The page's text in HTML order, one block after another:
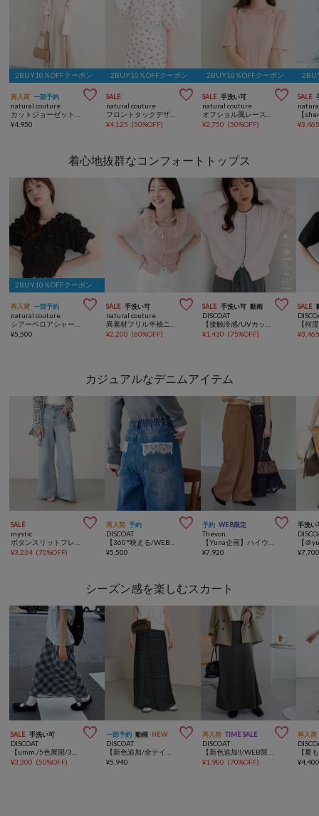
2BUY10％OFFクーポン
再入荷 一部予約 
natural couture
¥4,950
2BUY10％OFFクーポン
SALE 
natural couture
¥4,125 (50%OFF)
2BUY10％OFFクーポン
SALE 手洗い可 
natural couture
¥2,750 (50%OFF)
SALE
¥
着心地抜群なコンフォートトップス
2BUY10％OFFクーポン
再入荷 一部予約 
natural couture
¥5,500
SALE 手洗い可 
natural couture
¥2,200 (60%OFF)
SALE 手洗い可 動画 
DISCOAT
¥1,430 (75%OFF)
SALE
¥
カジュアルなデニムアイテム
SALE 
mystic
¥3,234 (70%OFF)
再入荷 予約 
DISCOAT
¥5,500
予約 WEB限定 
Thevon.
¥7,920
手洗い
¥
シーズン感を楽しむスカート
SALE 手洗い可 
DISCOAT
【umm./5色展開/3サイズ♪】柄アソートスカート
¥3,300 (50%OFF)
一部予約 動画 NEW 
DISCOAT
【新色追加/全テイスト◎】サテンマーメイドスカート
¥5,940
再入荷 TIME SALE 
DISCOAT
【新色追加‼/WEB限定】サテンフレアスカート
¥1,980 (70%OFF)
再入荷
¥